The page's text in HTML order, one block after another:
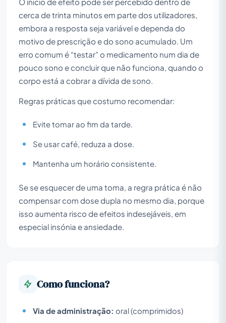
cerca de trinta minutos em parte dos utilizadores,
embora a resposta seja variável e dependa do
motivo de prescrição e do sono acumulado. Um
erro comum é “testar” o medicamento num dia de
pouco sono e concluir que não funciona, quando o
corpo está a cobrar a dívida de sono.
Regras práticas que costumo recomendar:
Evite tomar ao fim da tarde.
Se usar café, reduza a dose.
Mantenha um horário consistente.
Se se esquecer de uma toma, a regra prática é não
compensar com dose dupla no mesmo dia, porque
isso aumenta risco de efeitos indesejáveis, em
especial insónia e ansiedade.
Como funciona?
Via de administração: oral (comprimidos)